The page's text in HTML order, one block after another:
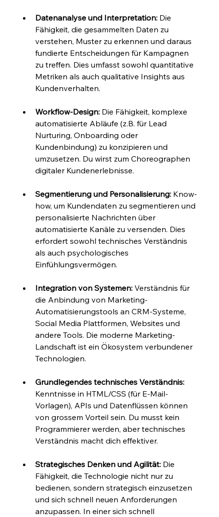
Datenanalyse und Interpretation: Die
Fähigkeit, die gesammelten Daten zu
verstehen, Muster zu erkennen und daraus
fundierte Entscheidungen für Kampagnen
zu treffen. Dies umfasst sowohl quantitative
Metriken als auch qualitative Insights aus
Kundenverhalten.
Workflow-Design: Die Fähigkeit, komplexe
automatisierte Abläufe (z.B. für Lead
Nurturing, Onboarding oder
Kundenbindung) zu konzipieren und
umzusetzen. Du wirst zum Choreographen
digitaler Kundenerlebnisse.
Segmentierung und Personalisierung: Know-
how, um Kundendaten zu segmentieren und
personalisierte Nachrichten über
automatisierte Kanäle zu versenden. Dies
erfordert sowohl technisches Verständnis
als auch psychologisches
Einfühlungsvermögen.
Integration von Systemen: Verständnis für
die Anbindung von Marketing-
Automatisierungstools an CRM-Systeme,
Social Media Plattformen, Websites und
andere Tools. Die moderne Marketing-
Landschaft ist ein Ökosystem verbundener
Technologien.
Grundlegendes technisches Verständnis:
Kenntnisse in HTML/CSS (für E-Mail-
Vorlagen), APIs und Datenflüssen können
von grossem Vorteil sein. Du musst kein
Programmierer werden, aber technisches
Verständnis macht dich effektiver.
Strategisches Denken und Agilität: Die
Fähigkeit, die Technologie nicht nur zu
bedienen, sondern strategisch einzusetzen
und sich schnell neuen Anforderungen
anzupassen. In einer sich schnell